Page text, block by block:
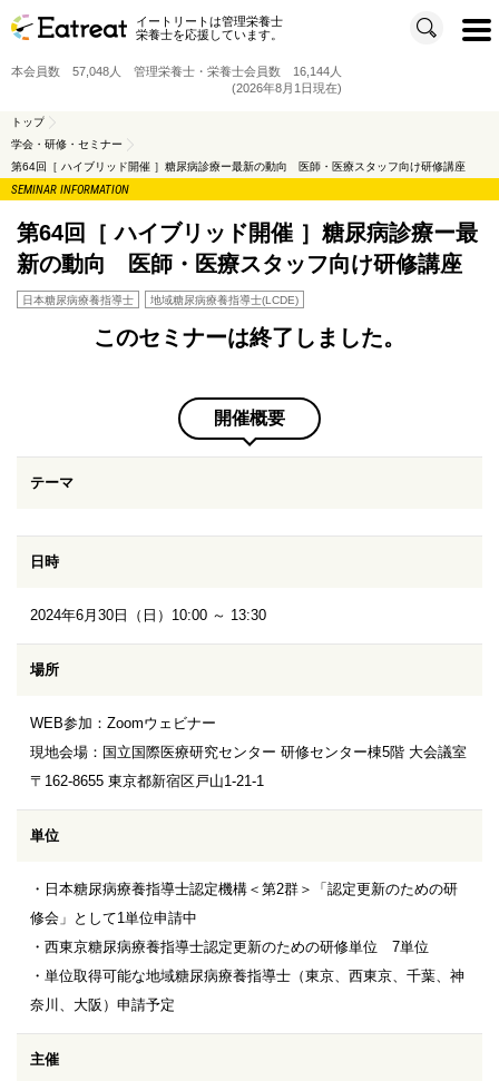
イートリートは管理栄養士
栄養士を応援しています。
t
o
i
本会員数 57,048人 管理栄養士・栄養士会員数 16,144人
(2026年8月1日現在)
トップ
学会・研修・セミナー
第64回［ ハイブリッド開催 ］糖尿病診療ー最新の動向 医師・医療スタッフ向け研修講座
SEMINAR INFORMATION
第64回［ ハイブリッド開催 ］糖尿病診療ー最
新の動向 医師・医療スタッフ向け研修講座
日本糖尿病療養指導士 地域糖尿病療養指導士(LCDE)
このセミナーは終了しました。
開催概要
テーマ
日時
2024年6月30日（日）10:00 ～ 13:30
場所
WEB参加：Zoomウェビナー
現地会場：国立国際医療研究センター 研修センター棟5階 大会議室
〒162-8655 東京都新宿区戸山1-21-1
単位
・日本糖尿病療養指導士認定機構＜第2群＞「認定更新のための研
修会」として1単位申請中
・西東京糖尿病療養指導士認定更新のための研修単位 7単位
・単位取得可能な地域糖尿病療養指導士（東京、西東京、千葉、神
奈川、大阪）申請予定
主催